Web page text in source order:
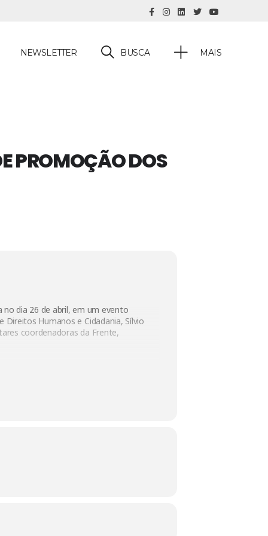
NEWSLETTER BUSCA MAIS
PROMOÇÃO DOS
dia 26 de abril, em um evento
Humanos e Cidadania, Sílvio
coordenadoras da Frente,